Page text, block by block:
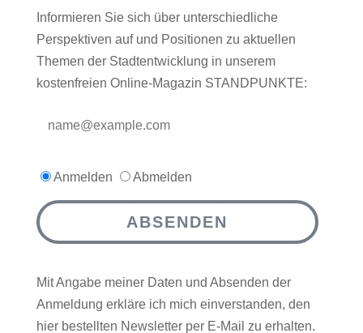
Informieren Sie sich über unterschiedliche
Perspektiven auf und Positionen zu aktuellen
Themen der Stadtentwicklung in unserem
kostenfreien Online-Magazin STANDPUNKTE:
Anmelden Abmelden
ABSENDEN
Mit Angabe meiner Daten und Absenden der
Anmeldung erkläre ich mich einverstanden, den
hier bestellten Newsletter per E-Mail zu erhalten.